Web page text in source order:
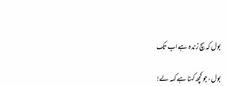
بول کہ سچ زندہ ہے اب تک
بول، جو کچھ کہنا ہے کہہ لے!